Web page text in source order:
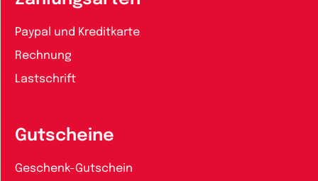
Paypal und Kreditkarte
Rechnung
Lastschrift
Gutscheine
Geschenk-Gutschein